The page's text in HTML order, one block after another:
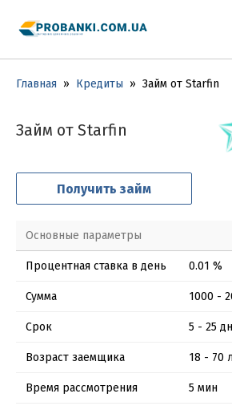
Главная » Кредиты » Займ от Starfin
Займ от Starfin
Получить займ
Основные параметры
Процентная ставка в день 0.01 %
Сумма 1000 -
Срок 5 - 25
Возраст заемщика 18 - 70
Время рассмотрения 5 мин